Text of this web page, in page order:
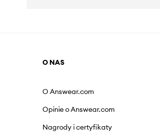
O NAS
O Answear.com
Opinie o Answear.com
Nagrody i certyfikaty